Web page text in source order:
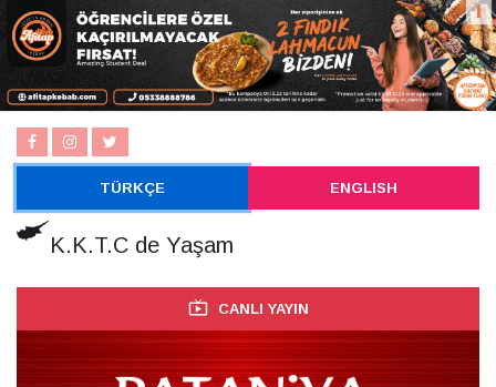
TÜRKÇE ENGLISH
K.K.T.C de Yaşam
CANLI YAYIN